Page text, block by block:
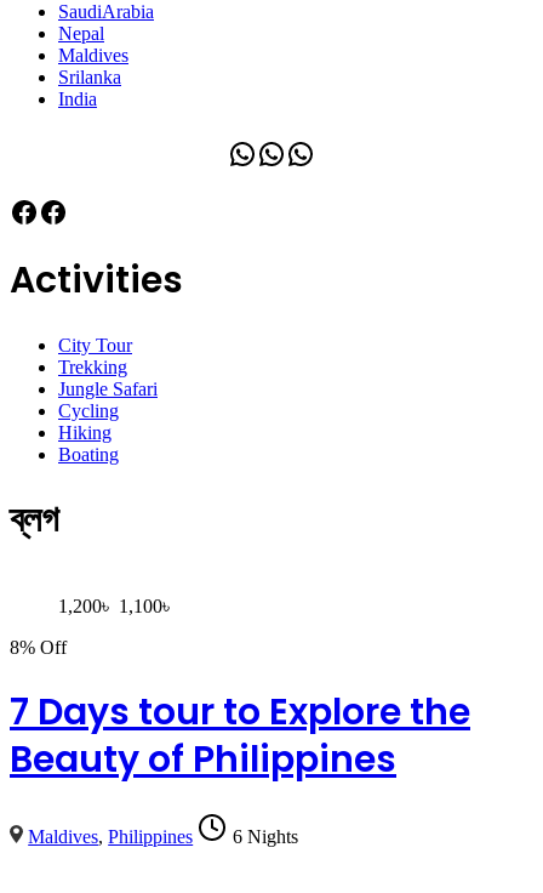
SaudiArabia
Nepal
Maldives
Srilanka
India
WhatsApp
WhatsApp
WhatsApp
Facebook
Facebook
Activities
City Tour
Trekking
Jungle Safari
Cycling
Hiking
Boating
ব্লগ
1,200৳ 1,100৳
8% Off
7 Days tour to Explore the
Beauty of Philippines
Maldives,Philippines 6 Nights